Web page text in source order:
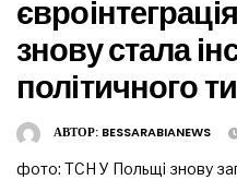
знову стала
політичного
АВТОР: BESSARABIANEWS
фото: ТСН У Польщі знову